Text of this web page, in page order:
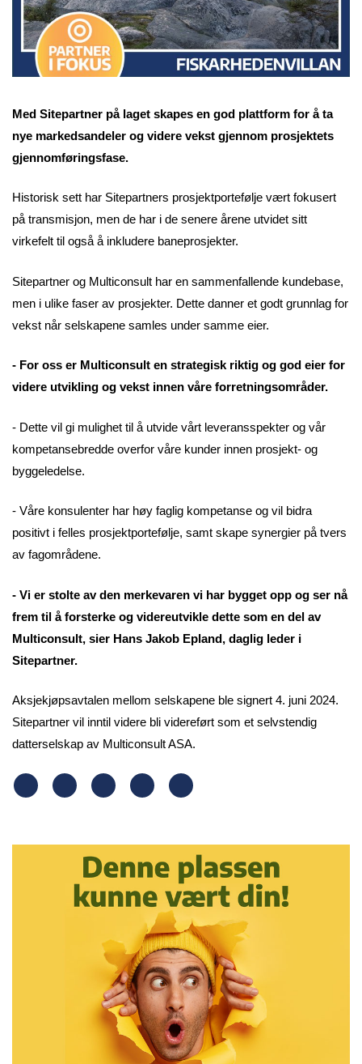
Med Sitepartner på laget skapes en god plattform for å ta
nye markedsandeler og videre vekst gjennom prosjektets
gjennomføringsfase.
Historisk sett har Sitepartners prosjektportefølje vært fokusert
på transmisjon, men de har i de senere årene utvidet sitt
virkefelt til også å inkludere baneprosjekter.
Sitepartner og Multiconsult har en sammenfallende kundebase,
men i ulike faser av prosjekter. Dette danner et godt grunnlag for
vekst når selskapene samles under samme eier.
- For oss er Multiconsult en strategisk riktig og god eier for
videre utvikling og vekst innen våre forretningsområder.
- Dette vil gi mulighet til å utvide vårt leveransspekter og vår
kompetansebredde overfor våre kunder innen prosjekt- og
byggeledelse.
- Våre konsulenter har høy faglig kompetanse og vil bidra
positivt i felles prosjektportefølje, samt skape synergier på tvers
av fagområdene.
- Vi er stolte av den merkevaren vi har bygget opp og ser nå
frem til å forsterke og videreutvikle dette som en del av
Multiconsult, sier Hans Jakob Epland, daglig leder i
Sitepartner.
Aksjekjøpsavtalen mellom selskapene ble signert 4. juni 2024.
Sitepartner vil inntil videre bli videreført som et selvstendig
datterselskap av Multiconsult ASA.